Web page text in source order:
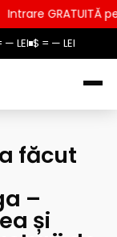
LEI $ = — LEI
copii, elevi
făcut
–
și